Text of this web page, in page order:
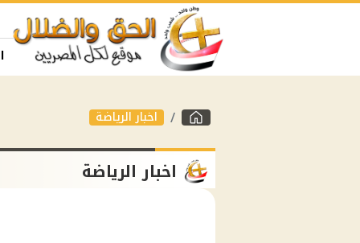
اخبار الرياضة
اخبار الرياضة